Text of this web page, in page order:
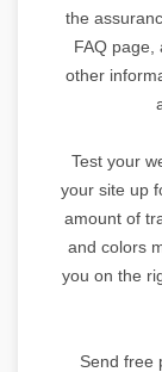
the
FAQ page,
other
Test your
your site up
amount of
and colors
you on the
Send free